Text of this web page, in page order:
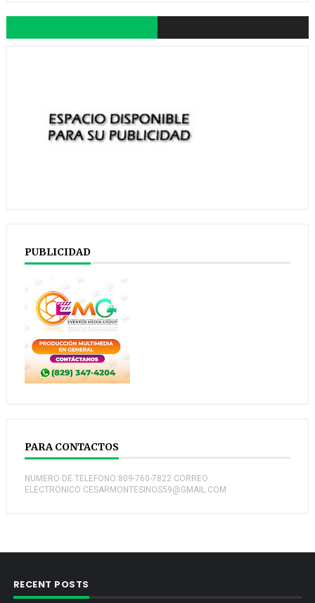
PUBLICIDAD
PARA CONTACTOS
NUMERO DE TELEFONO:809-760-7822 CORREO
ELECTRONICO:CESARMONTESINOS59@GMAIL.COM
RECENT POSTS